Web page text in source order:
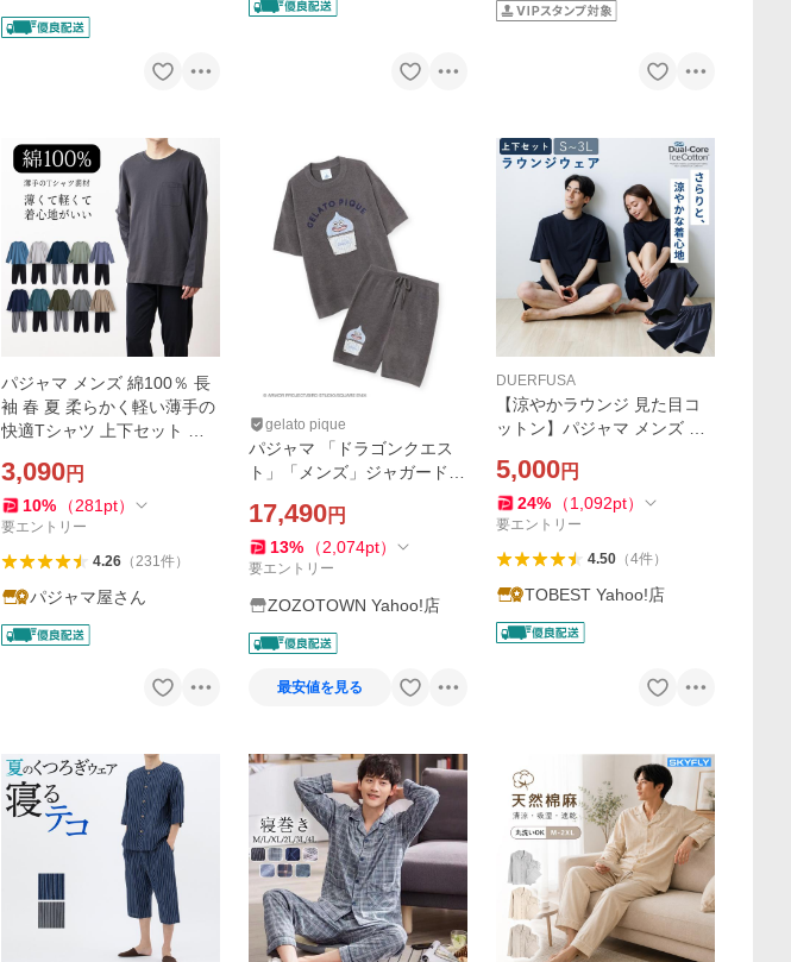
パジャマ メンズ 綿100％ 長
袖 春 夏 柔らかく軽い薄手の
快適Tシャツ 上下セット 胸
3,090円
10% （281 pt）
要エントリー
4.26（231件）
パジャマ屋さん
gelato pique
パジャマ 「ドラゴンクエス
ト」「メンズ」ジャガード半
ツセット メンズ
17,490円
13% （2,074pt）
要エントリー
ZOZOTOWN Yahoo!店
最安値を見る
DUERFUSA
【涼やかラウンジ 見た目コ
ットン】パジャマ メンズ 夏
ルームウェア 男女兼用 コッ
トン混 M L LL 3L 爆買
5,000円
24% （1,092pt）
要エントリー
4.50（4件）
TOBEST Yahoo!店